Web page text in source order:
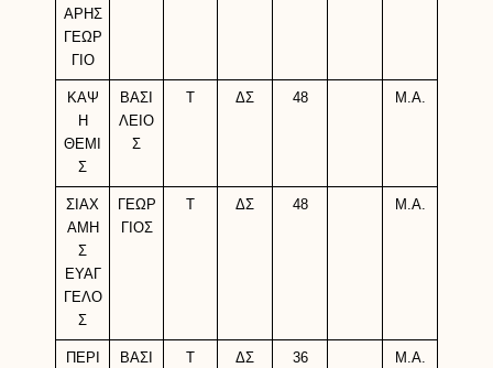
ΑΡΗΣ
ΓΕΩΡ
ΓΙΟ
ΚΑΨ
Η
ΘΕΜΙ
Σ
ΒΑΣΙ
ΛΕΙΟ
Σ
ΔΣ 48 M.A.
ΣΙΑΧ
ΑΜΗ
Σ
ΕΥΑΓ
ΓΕΛΟ
Σ
ΓΕΩΡ
ΓΙΟΣ
ΔΣ 48 M.A.
ΠΕΡΙ
ΒΑΣΙ
ΔΣ 36 M.A.